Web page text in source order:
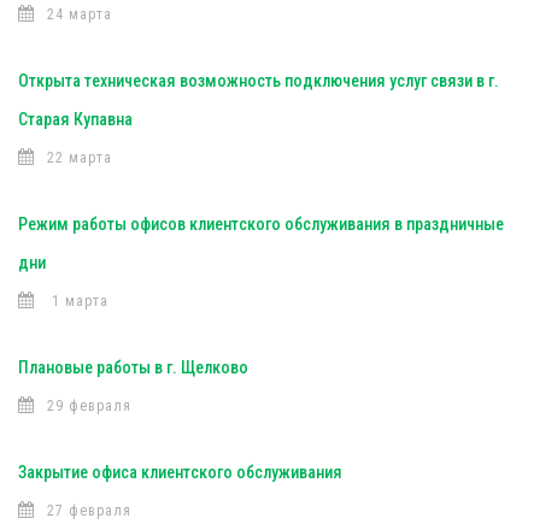
24 марта
Открыта техническая возможность подключения услуг связи в г.
Старая Купавна
22 марта
Режим работы офисов клиентского обслуживания в праздничные
дни
1 марта
Плановые работы в г. Щелково
29 февраля
Закрытие офиса клиентского обслуживания
27 февраля